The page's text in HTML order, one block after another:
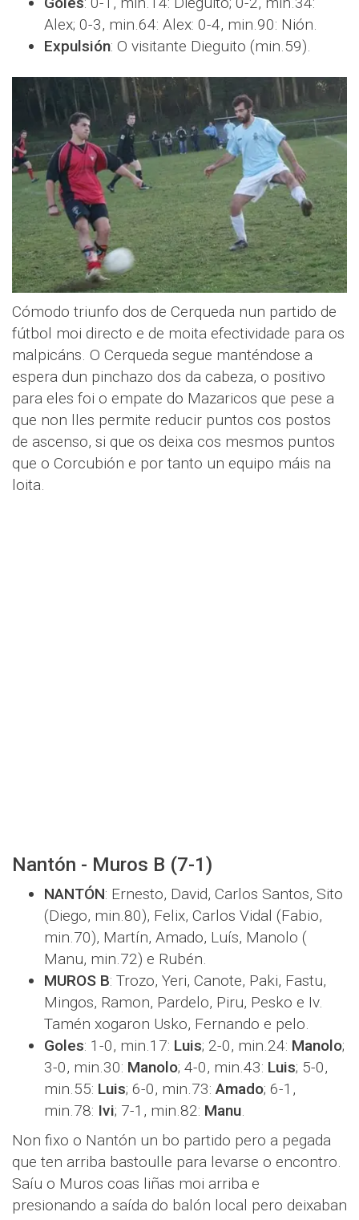
Alex; 0-3, min.64: Alex: 0-4, min.90: Nión.
Expulsión: O visitante Dieguito (min.59).
Cómodo triunfo dos de Cerqueda nun partido de
fútbol moi directo e de moita efectividade para os
malpicáns. O Cerqueda segue manténdose a
espera dun pinchazo dos da cabeza, o positivo
para eles foi o empate do Mazaricos que pese a
que non lles permite reducir puntos cos postos
de ascenso, si que os deixa cos mesmos puntos
que o Corcubión e por tanto un equipo máis na
loita.
Nantón - Muros B (7-1)
NANTÓN: Ernesto, David, Carlos Santos, Sito
(Diego, min.80), Felix, Carlos Vidal (Fabio,
min.70), Martín, Amado, Luís, Manolo (
Manu, min.72) e Rubén.
MUROS B: Trozo, Yeri, Canote, Paki, Fastu,
Mingos, Ramon, Pardelo, Piru, Pesko e Iv.
Tamén xogaron Usko, Fernando e pelo.
Goles: 1-0, min.17: Luis; 2-0, min.24: Manolo;
3-0, min.30: Manolo; 4-0, min.43: Luis; 5-0,
min.55: Luis; 6-0, min.73:Amado; 6-1,
min.78: Ivi; 7-1, min.82: Manu.
Non fixo o Nantón un bo partido pero a pegada
que ten arriba bastoulle para levarse o encontro.
Saíu o Muros coas liñas moi arriba e
presionando a saída do balón local pero deixaban